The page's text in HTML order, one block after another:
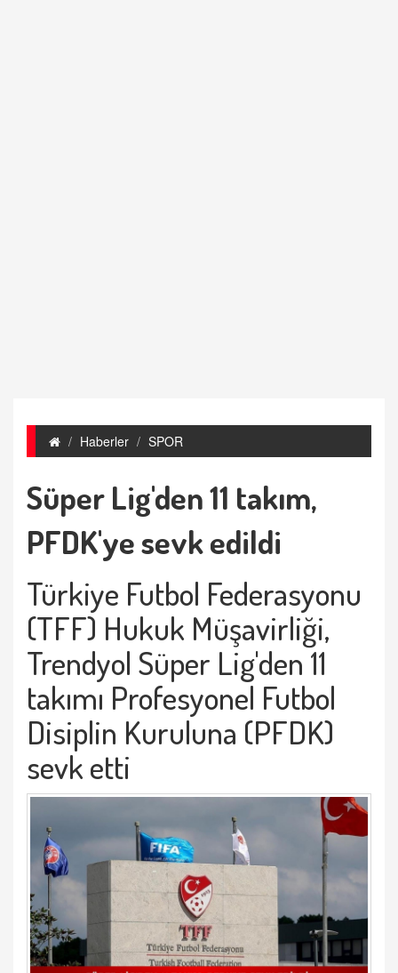
Haberler SPOR
Süper Lig'den 11 takım,
PFDK'ye sevk edildi
Türkiye Futbol Federasyonu
(TFF) Hukuk Müşavirliği,
Trendyol Süper Lig'den 11
takımı Profesyonel Futbol
Disiplin Kuruluna (PFDK)
sevk etti